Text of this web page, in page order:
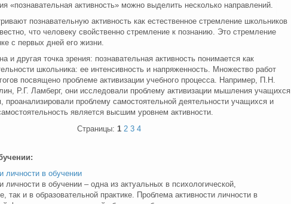
«познавательная активность» можно выделить несколько направлений.
познавательную активность как естественное стремление школьников
что человеку свойственно стремление к познанию. Это стремление
с первых дней его жизни.
и другая точка зрения: познавательная активность понимается как
школьника: ее интенсивность и напряженность. Множество работ
посвящено проблеме активизации учебного процесса. Например, П.Н.
Р.Г. Ламберг, они исследовали проблему активизации мышления учащихся
проанализировали проблему самостоятельной деятельности учащихся и
является высшим уровнем активности.
Страницы: 1 2 3 4
личности в обучении
личности в обучении – одна из актуальных в психологической,
так и в образовательной практике. Проблема активности личности в